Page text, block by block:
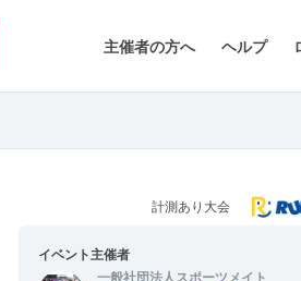
主催者の方へ ヘルプ
計測あり大会
イベント主催者
一般社団法人スポーツメイト